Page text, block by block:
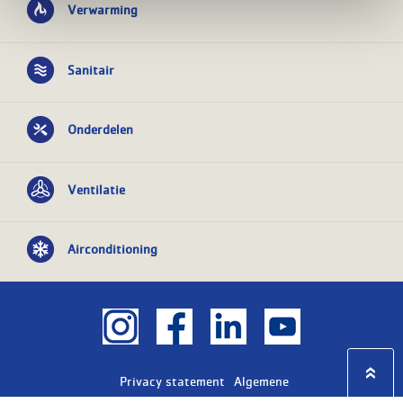
Verwarming
Sanitair
Onderdelen
Ventilatie
Airconditioning
Privacy statement
Algemene